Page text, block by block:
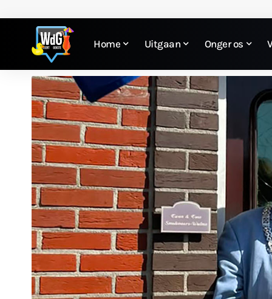
Home Uitgaan Onger os